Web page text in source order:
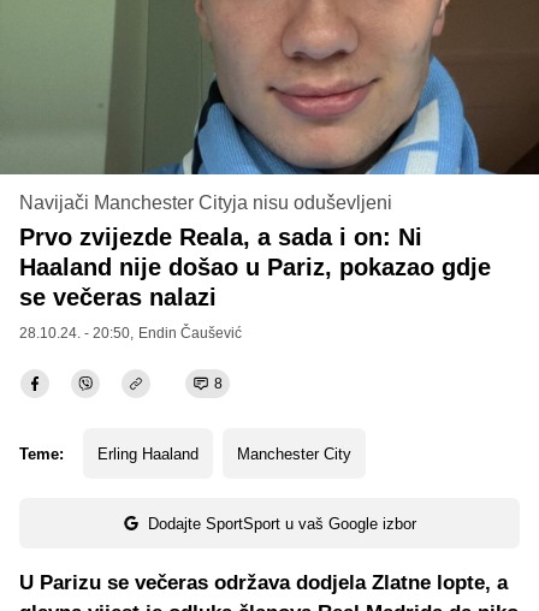
Navijači Manchester Cityja nisu oduševljeni
Prvo zvijezde Reala, a sada i on: Ni
Haaland nije došao u Pariz, pokazao gdje
se večeras nalazi
28.10.24. - 20:50, Endin Čaušević
8
Teme: Erling Haaland Manchester City
Dodajte SportSport u vaš Google izbor
U Parizu se večeras održava dodjela Zlatne lopte, a